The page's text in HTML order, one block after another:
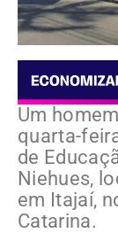
Um
quarta-
de
Niehues,
em Itajaí,
Catarina.